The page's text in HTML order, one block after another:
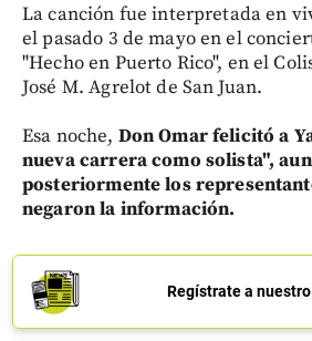
La canción fue interpretada en
el pasado 3 de mayo en el
"Hecho en Puerto Rico", en el
José M. Agrelot de San Juan.
Esa noche, Don Omar felicitó a
nueva carrera como solista",
posteriormente los
negaron la información.
Regístrate a